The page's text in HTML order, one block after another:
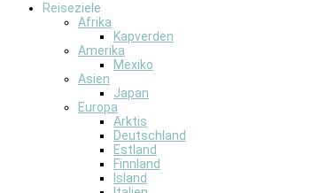
Reiseziele
Afrika
Kapverden
Amerika
Mexiko
Asien
Japan
Europa
Arktis
Deutschland
Estland
Finnland
Island